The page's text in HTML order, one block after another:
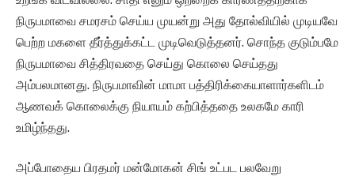
நிருபமாவை சமரசம் செய்ய முயன்று அது தோல்வியில் முடியவே
பெற்ற மகளை தீர்த்துக்கட்ட முடிவெடுத்தனர். சொந்த குடும்பமே
நிருபமாவை சித்திரவதை செய்து கொலை செய்தது
அம்பலமானது. நிருபமாவின் மாமா பத்திரிக்கையாளார்களிடம்
ஆணவக் கொலைக்கு நியாயம் கற்பித்ததை உலகமே காரி
உமிழ்ந்தது.
அப்போதைய பிரதமர் மன்மோகன் சிங் உட்பட பலவேறு